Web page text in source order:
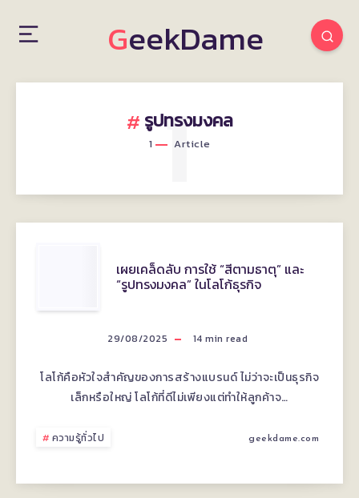
GeekDame
รูปทรงมงคล
1 Article
1
เคล็ด
การ
“สี
เผยเคล็ดลับ การใช้ “สีตามธาตุ” และ
“รูปทรงมงคล” ในโลโก้ธุรกิจ
29/08/2025 14 min read
โลโก้คือหัวใจสำคัญของการสร้างแบรนด์ ไม่ว่าจะเป็นธุรกิจ
เล็กหรือใหญ่ โลโก้ที่ดีไม่เพียงแต่ทำให้ลูกค้าจ…
ความรู้ทั่วไป geekdame.com